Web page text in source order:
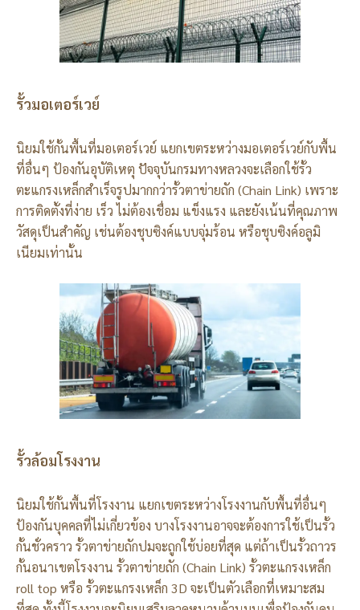
รั้วมอเตอร์เวย์
นิยมใช้กั้นพื้นที่มอเตอร์เวย์ แยกเขตระหว่างมอเตอร์เวย์กับพื้น
ที่อื่นๆ ป้องกันอุบัติเหตุ ปัจจุบันกรมทางหลวงจะเลือกใช้รั้ว
ตะแกรงเหล็กสำเร็จรูปมากกว่ารั้วตาข่ายถัก (Chain Link) เพราะ
การติดตั้งที่ง่าย เร็ว ไม่ต้องเชื่อม แข็งแรง และยังเน้นที่คุณภาพ
วัสดุเป็นสำคัญ เช่นต้องชุบซิงค์แบบจุ่มร้อน หรือชุบซิงค์อลูมิ
เนียมเท่านั้น
รั้วล้อมโรงงาน
นิยมใช้กั้นพื้นที่โรงงาน แยกเขตระหว่างโรงงานกับพื้นที่อื่นๆ
ป้องกันบุคคลที่ไม่เกี่ยวข้อง บางโรงงานอาจจะต้องการใช้เป็นรั้ว
กั้นชั่วคราว รั้วตาข่ายถักปมจะถูกใช้บ่อยที่สุด แต่ถ้าเป็นรั้วถาวร
กั้นอนาเขตโรงงาน รั้วตาข่ายถัก (Chain Link) รั้วตะแกรงเหล็ก
roll top หรือ รั้วตะแกรงเหล็ก 3D จะเป็นตัวเลือกที่เหมาะสม